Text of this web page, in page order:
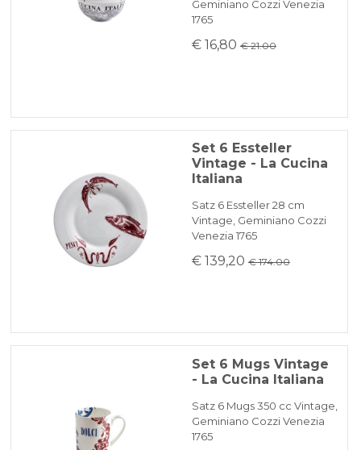
Geminiano Cozzi Venezia
1765
€ 16,80 € 21.00
Set 6 Essteller
Vintage - La Cucina
Italiana
Satz 6 Essteller 28 cm
Vintage, Geminiano Cozzi
Venezia 1765
€ 139,20 € 174.00
Set 6 Mugs Vintage
- La Cucina Italiana
Satz 6 Mugs 350 cc Vintage,
Geminiano Cozzi Venezia
1765